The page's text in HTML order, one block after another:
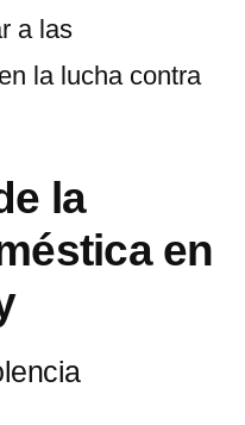
a las
la lucha contra
la
en